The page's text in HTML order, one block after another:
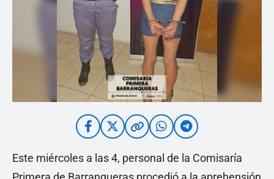
Este miércoles a las 4, personal de la Comisaría